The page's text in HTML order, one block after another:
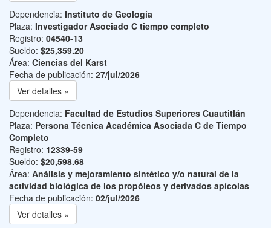
Dependencia: Instituto de Geología
Plaza: Investigador Asociado C tiempo completo
Registro: 04540-13
Sueldo: $25,359.20
Área: Ciencias del Karst
Fecha de publicación: 27/jul/2026
Ver detalles »
Dependencia: Facultad de Estudios Superiores Cuautitlán
Plaza: Persona Técnica Académica Asociada C de Tiempo
Completo
Registro: 12339-59
Sueldo: $20,598.68
Área: Análisis y mejoramiento sintético y/o natural de la
actividad biológica de los propóleos y derivados apícolas
Fecha de publicación: 02/jul/2026
Ver detalles »